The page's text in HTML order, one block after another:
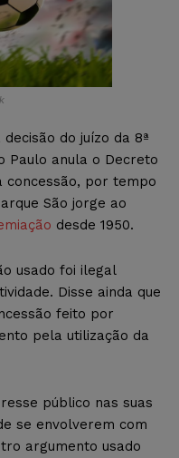
do juízo da 8ª
Paulo anula o Decreto
concessão, por tempo
São jorge ao
desde 1950.
usado foi ilegal
Disse ainda que
feito por
pela utilização da
público nas suas
se envolverem com
argumento usado